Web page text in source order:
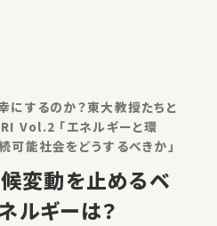
にするのか？東大教授たちと
Vol.2 「エネルギーと環
能社会をどうするべきか」
ルギーは？